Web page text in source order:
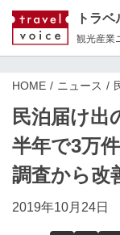
トラ
観光産業
HOME ニュース
民泊届け出
半年で3万
調査から改
2019年10月24日